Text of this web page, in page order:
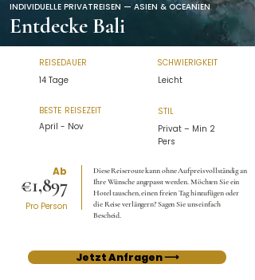
INDIVIDUELLE PRIVATREISEN — ASIEN & OCEANIEN
Entdecke Bali
REISEDAUER
14 Tage
SCHWIERIGKEIT
Leicht
BESTE REISEZEIT
April - Nov
STIL
Privat – Min 2
Pers
€1,897
Ab
Pro Person
Diese Reiseroute kann ohne Aufpreis vollständig an
Ihre Wünsche angepasst werden. Möchten Sie ein
Hotel tauschen, einen freien Tag hinzufügen oder
die Reise verlängern? Sagen Sie uns einfach
Bescheid.
Jetzt Anfragen ⟶